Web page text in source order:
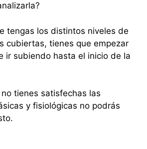
tengas los distintos niveles de
cubiertas, tienes que empezar
ir subiendo hasta el inicio de la
tienes satisfechas las
y fisiológicas no podrás